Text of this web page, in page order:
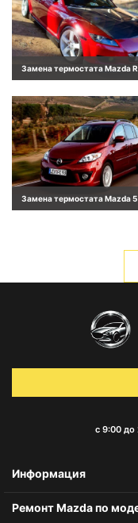
Замена термостата Mazda
Замена термостата Mazda 5
с 9:00 до
Информация
Ремонт Mazda по